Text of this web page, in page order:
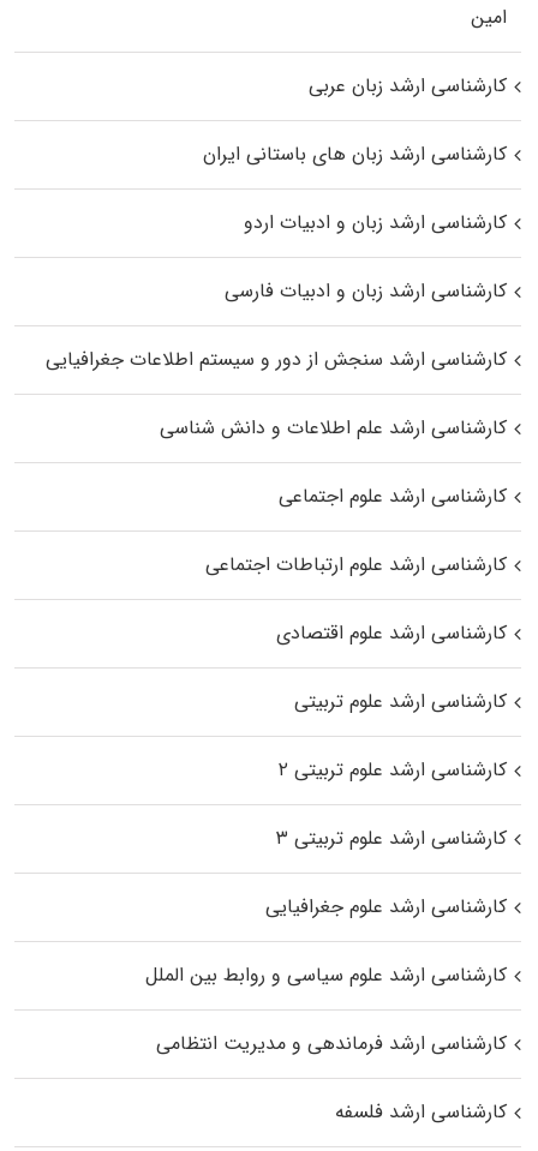
اﻣﻴﻦ
کارشناسی ارشد زبان عربی
کارشناسی ارشد زبان‌ های باستانی ایران
کارشناسی ارشد زبان و ادبیات اردو
کارشناسی ارشد زبان و ادبیات فارسی
کارشناسی ارشد سنجش از دور و سیستم اطلاعات جغرافیایی
کارشناسی ارشد علم اطلاعات و دانش شناسی
کارشناسی ارشد علوم اجتماعی
کارشناسی ارشد علوم ارتباطات اجتماعی
کارشناسی ارشد علوم اقتصادی
کارشناسی ارشد علوم تربیتی
کارشناسی ارشد علوم تربیتی ۲
کارشناسی ارشد علوم تربیتی ۳
کارشناسی ارشد علوم جغرافیایی
کارشناسی ارشد علوم سیاسی و روابط بین الملل
کارشناسی ارشد فرماندهی و مدیریت انتظامی
کارشناسی ارشد فلسفه